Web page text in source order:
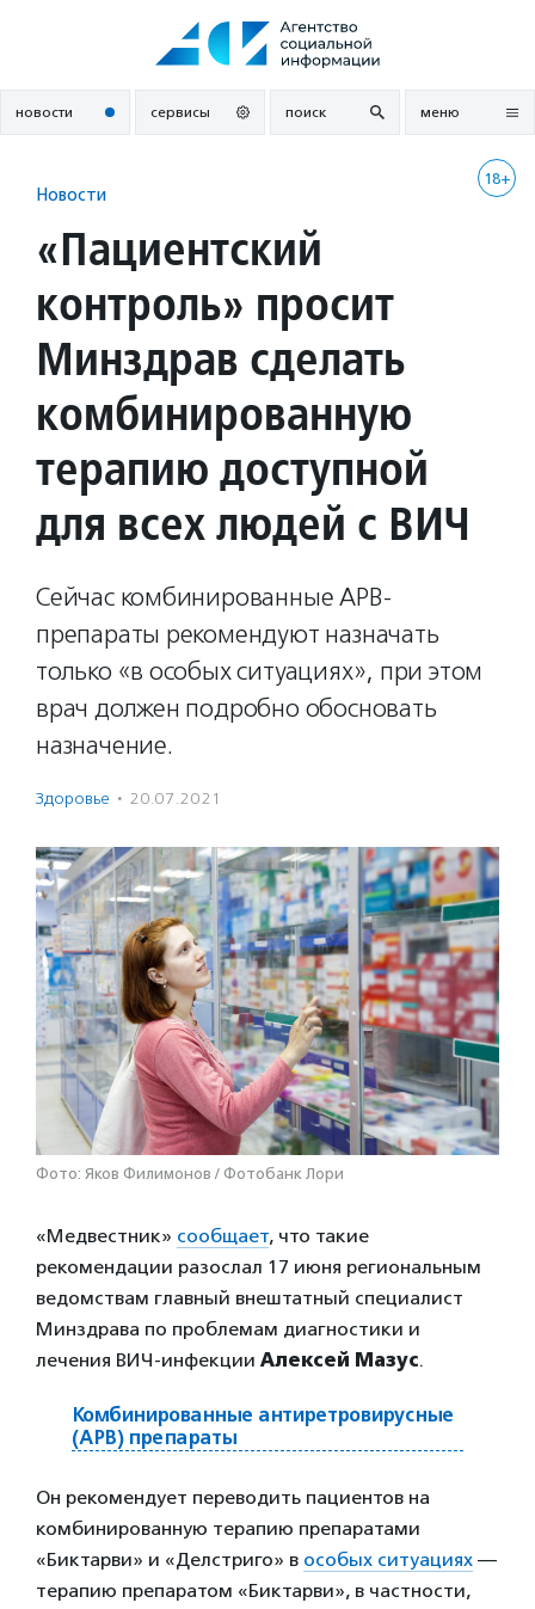
новости сервисы поиск меню
18+
Новости
«Пациентский
контроль» просит
Минздрав сделать
комбинированную
терапию доступной
для всех людей с ВИЧ
Сейчас комбинированные АРВ-
препараты рекомендуют назначать
только «в особых ситуациях», при этом
врач должен подробно обосновать
назначение.
Здоровье · 20.07.2021
Фото: Яков Филимонов / Фотобанк Лори
«Медвестник» сообщает, что такие
рекомендации разослал 17 июня региональным
ведомствам главный внештатный специалист
Минздрава по проблемам диагностики и
лечения ВИЧ-инфекции Алексей Мазус.
Комбинированные антиретровирусные
(АРВ) препараты
Он рекомендует переводить пациентов на
комбинированную терапию препаратами
«Биктарви» и «Делстриго» в особых ситуациях —
терапию препаратом «Биктарви», в частности,